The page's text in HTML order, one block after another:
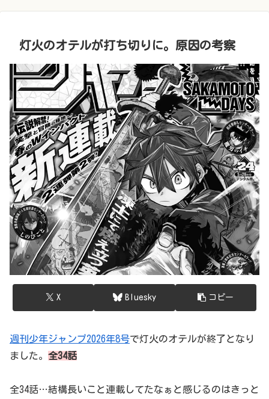
灯火のオテルが打ち切りに。原因の考察
X Bluesky コピー
週刊少年ジャンプ2026年8号で灯火のオテルが終了となり
ました。 全34話
全34話…結構長いこと連載してたなぁと感じるのはきっと